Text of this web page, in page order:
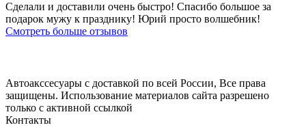
Сделали и доставили очень быстро! Спасибо большое за
подарок мужу к празднику! Юрий просто волшебник!
Смотреть больше отзывов
Автоакссесуары с доставкой по всей России, Все права
защищены. Использование материалов сайта разрешено
только с активной ссылкой
Контакты